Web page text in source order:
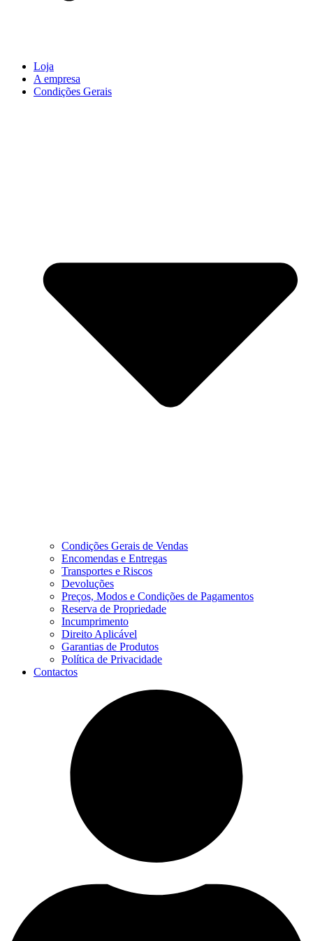
Loja
A empresa
Condições Gerais
Condições Gerais de Vendas
Encomendas e Entregas
Transportes e Riscos
Devoluções
Preços, Modos e Condições de Pagamentos
Reserva de Propriedade
Incumprimento
Direito Aplicável
Garantias de Produtos
Política de Privacidade
Contactos